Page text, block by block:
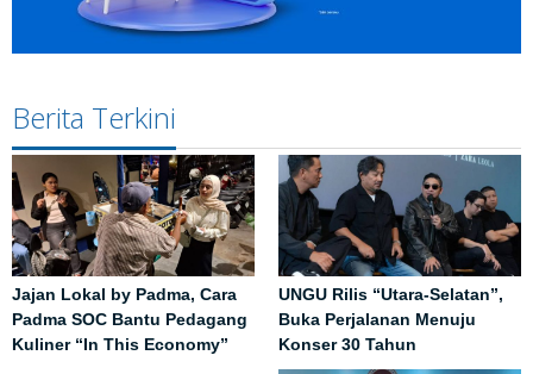
Berita Terkini
Jajan Lokal by Padma, Cara
Padma SOC Bantu Pedagang
Kuliner “In This Economy”
UNGU Rilis “Utara-Selatan”,
Buka Perjalanan Menuju
Konser 30 Tahun